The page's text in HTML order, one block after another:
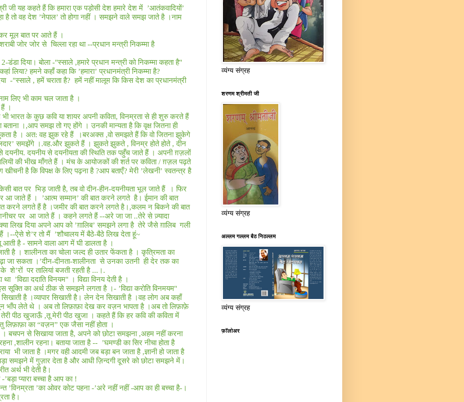
जी यह कहते हैं कि हमारा एक पड़ोसी देश हमारे देश में ’आतंकवादियों’
तो वह देश ’नेपाल’ तो होगा नहीं । समझने वाले समझ जाते है ।नाम
मूल बात पर आते हैं ।
जोर जोर से चिल्ला रहा था--प्रधान मन्त्री निकम्मा है
2-डंडा दिया। बोला-"स्साले ,हमारे प्रधान मन्त्री को निकम्मा कहता है"
लिया?हमने कहाँ कहा कि ’हमारा’ प्रधानमंत्री निकम्मा है?
-"स्साले ,हमें चराता है? हमें नहीं मालूम कि किस देश का प्रधानमंत्री
लिए भी काम चल जाता है ।
।
भारत के कुछ कवि या शायर अपनी कविता, विनम्रता से ही शुरु करते हैं
बताना । ,आप समझ तो गए होंगे । उनकी मान्यता है कि वृक्ष जितना ही
है । अत: वह झुक रहे हैं ।बरअक्स ,वो समझते हैं कि वो जितना झुकेगे
समझेंगे । .वह.और झुकते हैं । झुकते झुकते ,विनम्र होते होते ,दीन
दयनीय. दयनीय से दयनीयता की स्थिति तक पहुँच जाते हैं । अपनी ग़ज़लों
की भीख माँगते हैं । मंच के आयोजकों की शर्त पर कविता / ग़ज़ल पढ़ते
खीचनी है कि विपक्ष के लिए पढ़ना है?आप बताएँ?मेरी ’लेखनी’ स्वतन्त्र है
बात पर भिड़ जाती है, तब वो दीन-हीन-दयनीयता भूल जाते हैं
। फिर
आ जाते हैं ।
’आत्म सम्मान’ की बात करने लगते है। ईमान की बात
करने लगते हैं है ।जमीर की बात करने लगते है। ,कलम न बिकने की बात
पर आ जाते हैं । कहने लगते हैं--अरे जा जा ..तेरे से ज़्यादा
लिख दिया अपने आप को ’ग़ालिब’ समझने लगा है तेरे जैसे ग़ालिब गली
।--ऐसे शे’र तो मैं ’शौचालय में बैठे-बैठे लिख देता हूं~
आती है - सामने वाला आग में घी डालता है ।
है । शालीनता का चोला जल्द ही उतार फेंकता है । कृत्रिमता का
जा सकता ।’दीन-दीनता-शालीनता से उनका उतनी ही देर तक का
शे’रों पर तालियां बजती रहती है ... । .
था ’विद्या ददाति विनयम" । विद्या विनय देती है ।
सूक्ति का अर्थ ठीक से समझने लगता है ।- ’विद्या करोति विनमयम"
सिखाती है ।व्यापार सिखाती है। लेन देन सिखाती है ।वह लोग अब कहाँ
भाँप लेते थे । अब तो लिफ़ाफ़ा देख कर वज़न भापता है ।अब तो लिफ़ाफ़े
पीठ खुजाऊँ,तू मेरी पीठ खुजा । कहते हैं कि हर कवि की कविता में
लिफ़ाफ़ा का “वज़न” एक जैसा नहीं होता ।
। बचपन से सिखाया जाता है, अपने को छोटा समझना ,अहम नहीं करना
,शालीन रहना। बताया जाता है -- ’घमण्डी का सिर नीचा होता है
भी जाता है ।मगर वही आदमी जब बड़ा बन जाता है ,ज्ञानी हो जाता है
समझने में गुज़ार देता है और आधी ज़िन्दगी दूसरे को छोटा समझने में।
अर्थ भी देती है।
-’बड़ा प्यारा बच्चा है आप का !
’विनम्रता ’का ओवर कोट पहना-’अरे नहीं नहीं-आप का ही बच्चा है- ।
है।
व्यंग्य संग्रह
शरणम श्रीमती जी
व्यंग्य संग्रह
अल्लम गल्लम बैठ निठल्लम
व्यंग्य संग्रह
फ़ॉलोअर